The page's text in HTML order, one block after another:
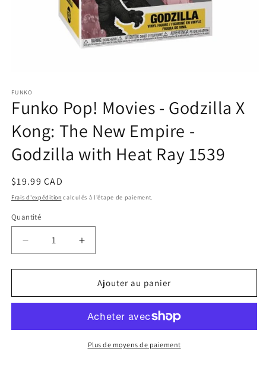
média
1
dans
fenêtre
modale
FUNKO
Funko Pop! Movies - Godzilla X
Kong: The New Empire -
Godzilla with Heat Ray 1539
Prix
habituel
$19.99 CAD
Frais d'expédition calculés à l'étape de paiement.
Quantité
Réduire
la
quantité
Funko
-
Augmenter
la
quantité
Funko
Movies
-
Godzilla
Ajouter au panier
Plus de moyens de paiement